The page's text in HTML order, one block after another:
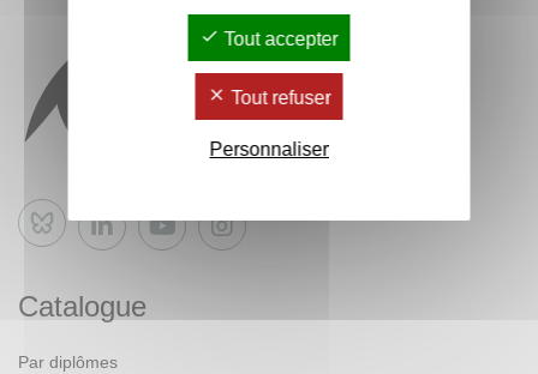
Bluesky
Catalogue
Par diplômes
Tout accepter
Tout refuser
Personnaliser